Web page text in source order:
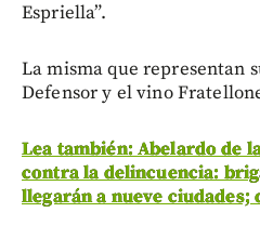
Espriella”.
La misma que representan
Defensor y el vino
Lea también: Abelardo de
contra la delincuencia:
llegarán a nueve ciudades;